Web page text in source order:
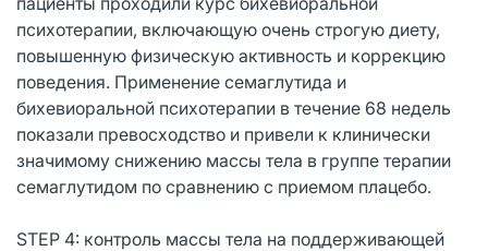
психотерапии, включающую очень строгую диету,
повышенную физическую активность и коррекцию
поведения. Применение семаглутида и
бихевиоральной психотерапии в течение 68 недель
показали превосходство и привели к клинически
значимому снижению массы тела в группе терапии
семаглутидом по сравнению с приемом плацебо.
STEP 4: контроль массы тела на поддерживающей